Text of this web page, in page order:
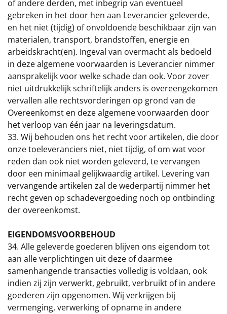
of andere derden, met inbegrip van eventueel
gebreken in het door hen aan Leverancier geleverde,
en het niet (tijdig) of onvoldoende beschikbaar zijn van
materialen, transport, brandstoffen, energie en
arbeidskracht(en). Ingeval van overmacht als bedoeld
in deze algemene voorwaarden is Leverancier nimmer
aansprakelijk voor welke schade dan ook. Voor zover
niet uitdrukkelijk schriftelijk anders is overeengekomen
vervallen alle rechtsvorderingen op grond van de
Overeenkomst en deze algemene voorwaarden door
het verloop van één jaar na leveringsdatum.
33. Wij behouden ons het recht voor artikelen, die door
onze toeleveranciers niet, niet tijdig, of om wat voor
reden dan ook niet worden geleverd, te vervangen
door een minimaal gelijkwaardig artikel. Levering van
vervangende artikelen zal de wederpartij nimmer het
recht geven op schadevergoeding noch op ontbinding
der overeenkomst.
EIGENDOMSVOORBEHOUD
34. Alle geleverde goederen blijven ons eigendom tot
aan alle verplichtingen uit deze of daarmee
samenhangende transacties volledig is voldaan, ook
indien zij zijn verwerkt, gebruikt, verbruikt of in andere
goederen zijn opgenomen. Wij verkrijgen bij
vermenging, verwerking of opname in andere